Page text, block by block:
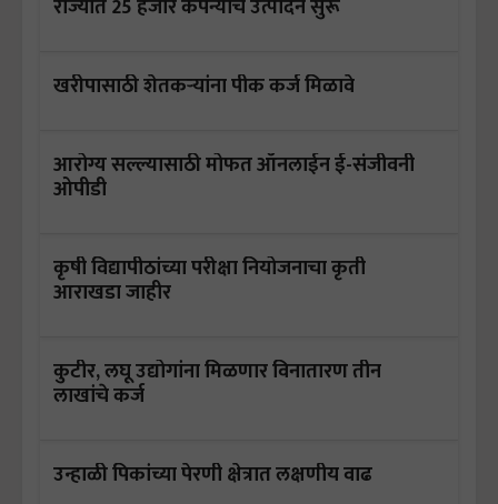
राज्यात 25 हजार कंपन्यांचे उत्पादन सुरू
खरीपासाठी शेतकऱ्यांना पीक कर्ज मिळावे
आरोग्य सल्ल्यासाठी मोफत ऑनलाईन ई-संजीवनी
ओपीडी
कृषी विद्यापीठांच्या परीक्षा नियोजनाचा कृती
आराखडा जाहीर
कुटीर, लघू उद्योगांना मिळणार विनातारण तीन
लाखांचे कर्ज
उन्हाळी पिकांच्या पेरणी क्षेत्रात लक्षणीय वाढ